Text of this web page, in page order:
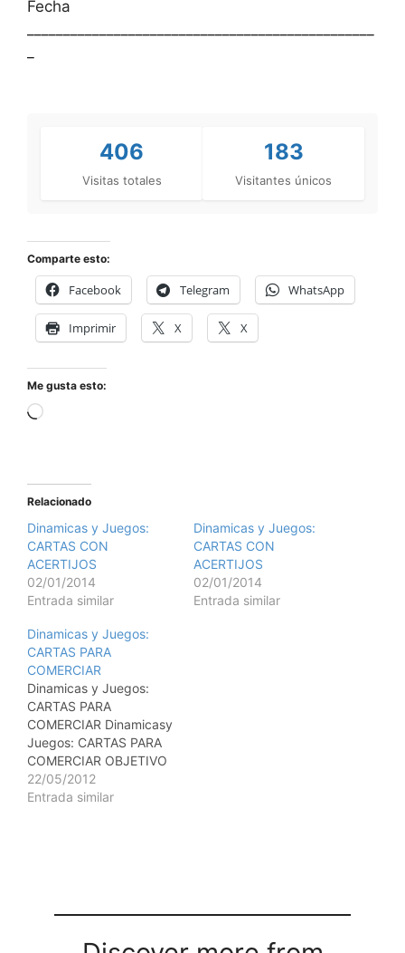
Fecha
406
Visitas totales
183
Visitantes únicos
Comparte esto:
Facebook Telegram WhatsApp
Imprimir X X
Me gusta esto:
Relacionado
Dinamicas y Juegos:
CARTAS CON
ACERTIJOS
02/01/2014
Entrada similar
Dinamicas y Juegos:
CARTAS CON
ACERTIJOS
02/01/2014
Entrada similar
Dinamicas y Juegos:
CARTAS PARA
COMERCIAR
Dinamicas y Juegos:
CARTAS PARA
COMERCIAR Dinamicasy
Juegos: CARTAS PARA
COMERCIAR OBJETIVO
I. Experimentar las
consecuencias de un
ellos mismos. III.
22/05/2012
Entrada similar